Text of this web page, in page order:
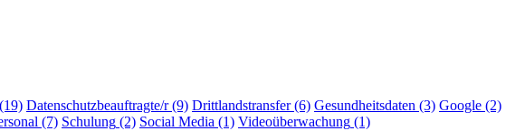
(19) Datenschutzbeauftragte/r(9) Drittlandstransfer(6) Gesundheitsdaten (3) Google (2)
(7) Schulung (2) Social Media (1) Videoüberwachung (1)